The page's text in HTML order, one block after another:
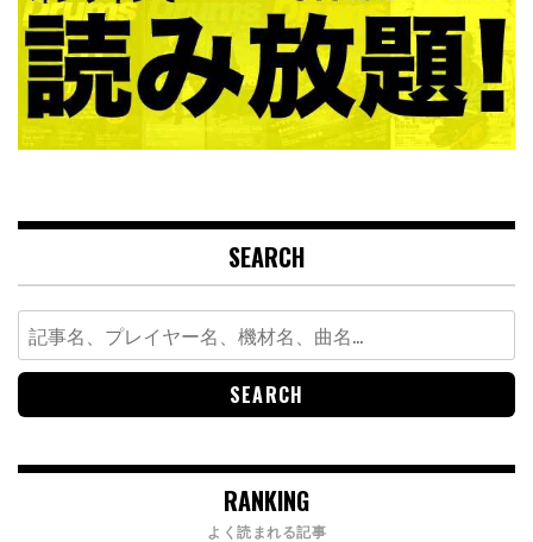
SEARCH
Search
for:
RANKING
よく読まれる記事